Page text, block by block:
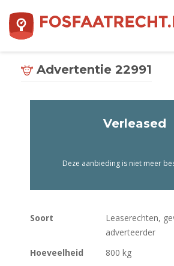
Advertentie 22991
Soort
Leaserechten,
adverteerder
Hoeveelheid
800 kg
Verleased
Deze aanbieding is niet meer